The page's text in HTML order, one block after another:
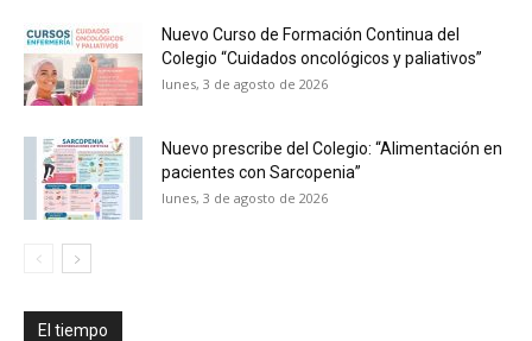
Nuevo Curso de Formación Continua del
Colegio “Cuidados oncológicos y paliativos”
lunes, 3 de agosto de 2026
Nuevo prescribe del Colegio: “Alimentación en
pacientes con Sarcopenia”
lunes, 3 de agosto de 2026
El tiempo